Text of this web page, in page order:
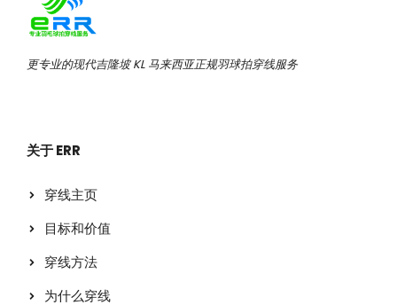
更专业的现代吉隆坡 KL 马来西亚正规羽球拍穿线服务
关于 ERR
穿线主页
目标和价值
穿线方法
为什么穿线